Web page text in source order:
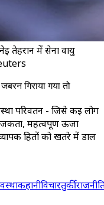
तेहरान में सेना वायु
गिराया गया तो
परिवर्तन - जिसे कई लोग
महत्वपूर्ण ऊर्जा
हितों को खतरे में डाल
कहानीविचारतुर्की